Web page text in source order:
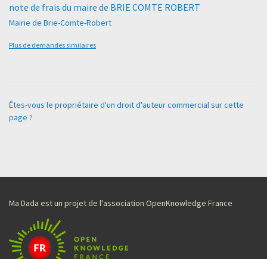
note de frais du maire de BRIE COMTE ROBERT
Mairie de Brie-Comte-Robert
Plus de demandes similaires
Êtes-vous le propriétaire d'un droit d'auteur commercial sur cette
page ?
Ma Dada est un projet de l'association OpenKnowledge France